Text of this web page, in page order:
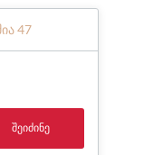
47
ᲨᲔᲘᲫᲘᲜᲔ